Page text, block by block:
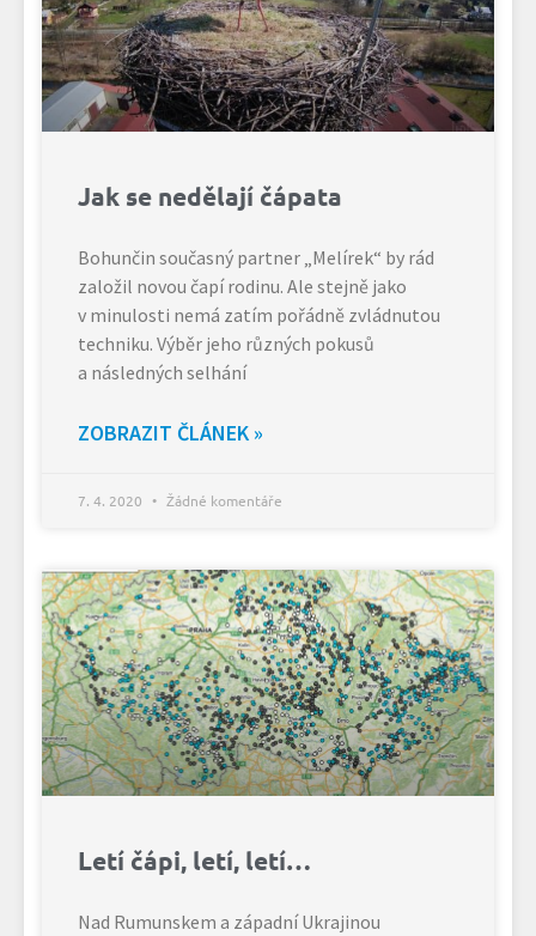
Jak se nedělají čápata
Bohunčin současný partner „Melírek“ by rád
založil novou čapí rodinu. Ale stejně jako
v minulosti nemá zatím pořádně zvládnutou
techniku. Výběr jeho různých pokusů
a následných selhání
ZOBRAZIT ČLÁNEK »
7. 4. 2020 Žádné komentáře
Letí čápi, letí, letí…
Nad Rumunskem a západní Ukrajinou